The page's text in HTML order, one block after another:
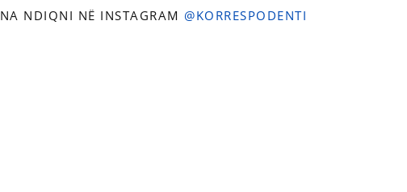
NA NDIQNI NË INSTAGRAM @KORRESPODENTI